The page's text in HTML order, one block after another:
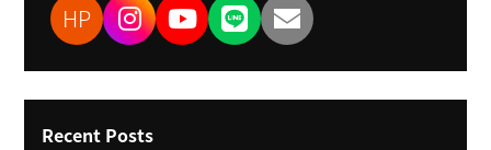
HP
Recent Posts